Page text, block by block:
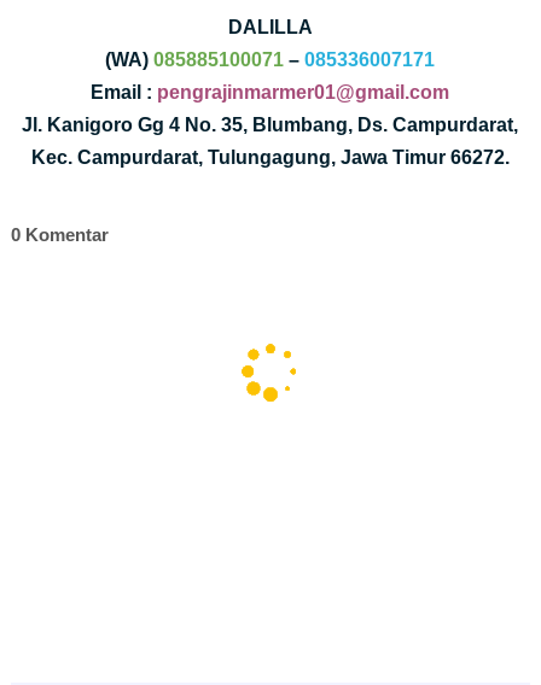
DALILLA
(WA)085885100071 –085336007171
Email : pengrajinmarmer01@gmail.com
Jl. Kanigoro Gg 4 No. 35, Blumbang, Ds. Campurdarat,
Kec. Campurdarat, Tulungagung, Jawa Timur 66272.
0 Komentar